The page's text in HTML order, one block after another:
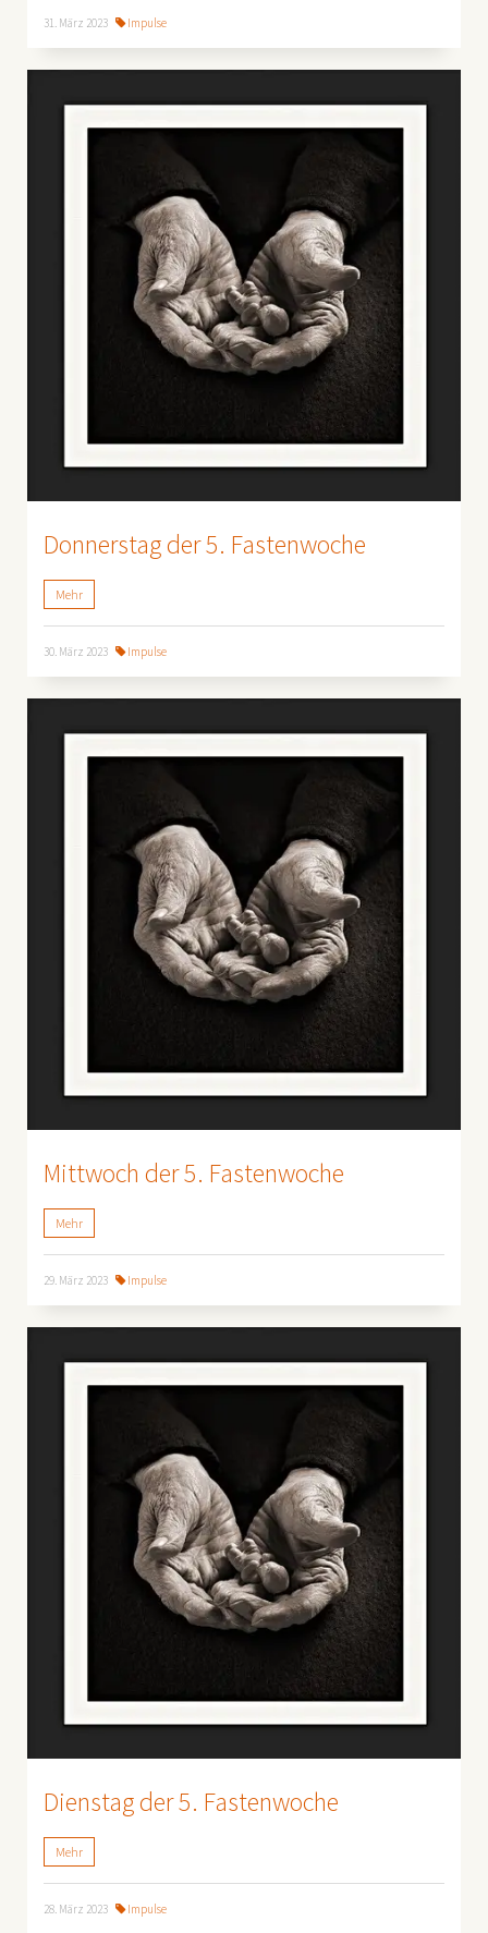
31. März 2023 Impulse
Donnerstag der 5. Fastenwoche
Mehr
30. März 2023 Impulse
Mittwoch der 5. Fastenwoche
Mehr
29. März 2023 Impulse
Dienstag der 5. Fastenwoche
Mehr
28. März 2023 Impulse